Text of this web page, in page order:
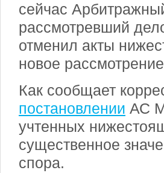
сейчас
рассмотревший
отменил акты
новое
Как сообщает
постановлении АС
учтенных
существенное
спора.